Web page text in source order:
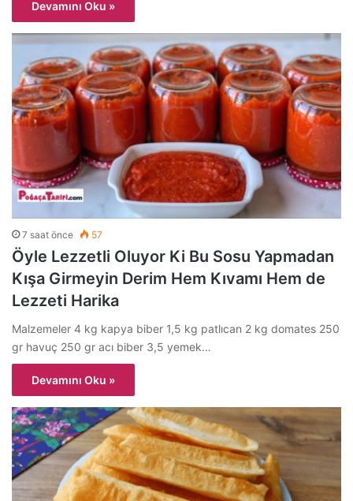
Devamını Oku »
7 saat önce 57
Öyle Lezzetli Oluyor Ki Bu Sosu Yapmadan
Kışa Girmeyin Derim Hem Kıvamı Hem de
Lezzeti Harika
Malzemeler 4 kg kapya biber 1,5 kg patlıcan 2 kg domates 250
gr havuç 250 gr acı biber 3,5 yemek…
Devamını Oku »